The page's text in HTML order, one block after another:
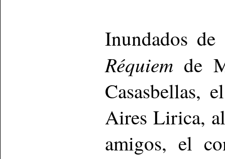
Inundados
Réquiem de
Casasbellas,
Aires Lirica,
amigos, el